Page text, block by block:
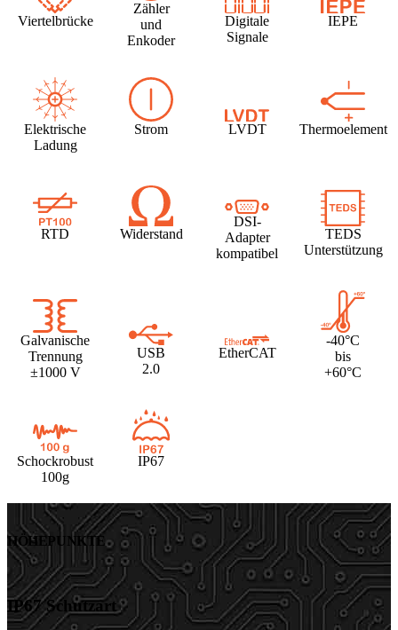
Viertelbrücke
Zähler
und
Enkoder
Digitale
Signale
IEPE
Elektrische
Ladung
Strom LVDT Thermoelement
RTD Widerstand
DSI-
Adapter
kompatibel
TEDS
Unterstützung
Galvanische
Trennung
±1000 V
USB
2.0
EtherCAT
-40°C
bis
+60°C
Schockrobust
100g
IP67
HÖHEPUNKTE
IP67 Schutzart